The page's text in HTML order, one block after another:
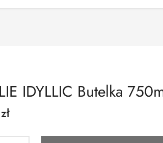
IDYLLIC Butelka